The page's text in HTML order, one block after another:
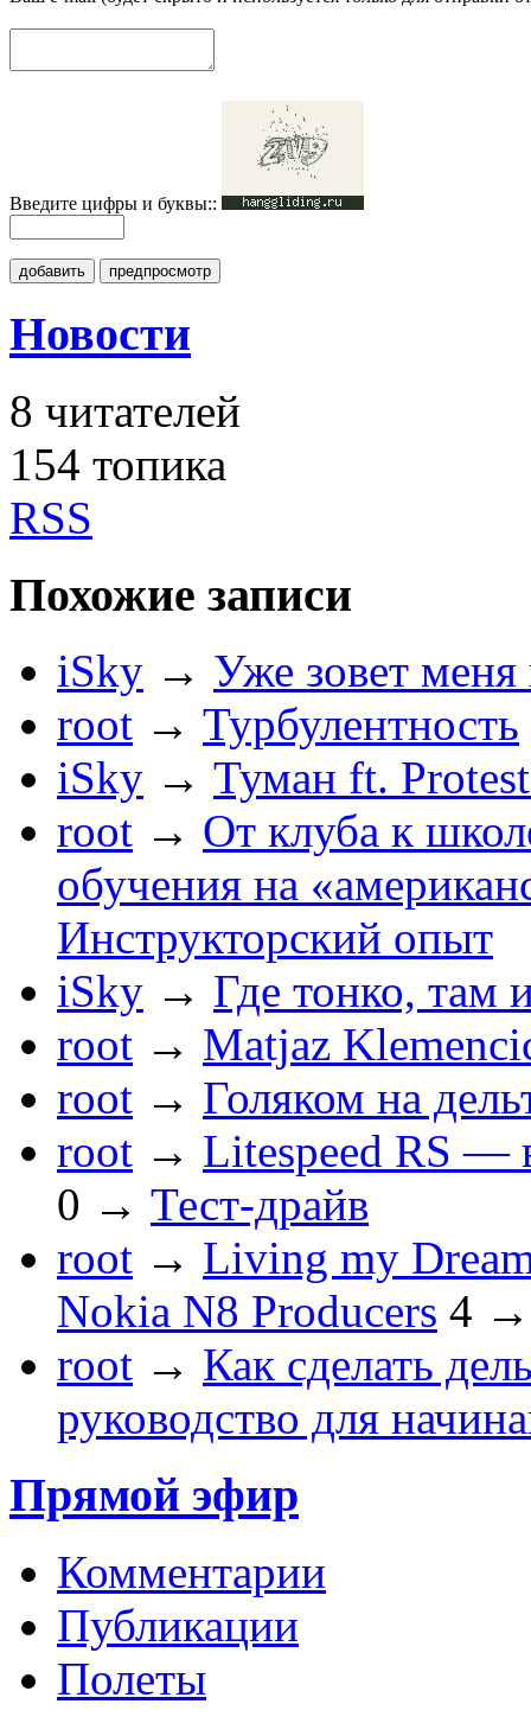
Введите цифры и буквы::
добавить предпросмотр
Новости
8 читателей
154 топика
RSS
Похожие записи
iSky → Уже зовет меня
root → Турбулентность
iSky → Туман ft.
root → От клуба к
обучения на
Инструкторский опыт
iSky → Где тонко, там
root → Matjaz
root → Голяком на
root → Litespeed RS —
0 → Тест-драйв
root → Living my
Nokia N8 Producers 4
root → Как сделать
руководство для
Прямой эфир
Комментарии
Публикации
Полеты